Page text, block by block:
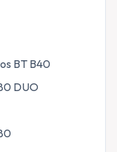
BT B40
DUO